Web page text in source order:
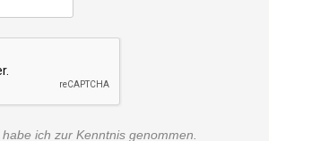
habe ich zur Kenntnis genommen.